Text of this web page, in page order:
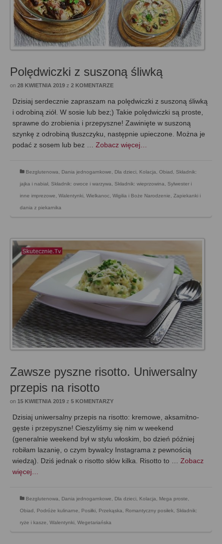
Polędwiczki z suszoną śliwką
on 28 KWIETNIA 2019 z 2 KOMENTARZE
Dzisiaj serdecznie zapraszam na polędwiczki z suszoną śliwką
i odrobiną ziół. W sosie lub bez;) Takie polędwiczki są proste,
sprawne do zrobienia i przepyszne! Zawinięte w suszoną
szynkę z odrobiną tłuszczyku, następnie upieczone. Można je
podać z sosem lub bez … Zobacz więcej…
Bezglutenowa, Dania jednogarnkowe, Dla dzieci, Kolacja, Obiad , Składnik:
jajka i nabiał, Składnik: owoce i warzywa, Składnik: wieprzowina, Sylwester i
inne imprezowe, Walentynki, Wielkanoc, Wigilia i Boże Narodzenie, Zapiekanki i
dania z piekarnika
Zawsze pyszne risotto. Uniwersalny
przepis na risotto
on 15 KWIETNIA 2019 z 5 KOMENTARZY
Dzisiaj uniwersalny przepis na risotto: kremowe, aksamitno-
gęste i przepyszne! Cieszyliśmy się nim w weekend
(generalnie weekend był w stylu włoskim, bo dzień później
robiłam lazanię, o czym bywalcy Instagrama z pewnością
wiedzą). Dziś jednak o risotto słów kilka. Risotto to … Zobacz
więcej…
Bezglutenowa Dania jednogarnkowe Dla dzieci Kolacja Mega proste
Obiad Podróże kulinarne Posiłki Przekąska Romantyczny posiłek Składnik:
ryże i kasze Walentynki Wegetariańska